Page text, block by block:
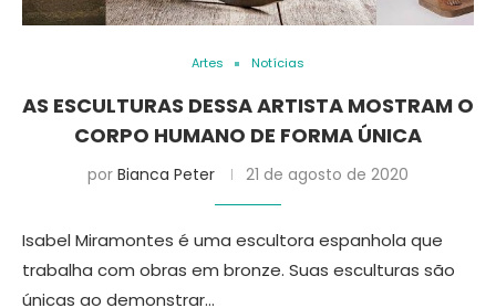
Artes Notícias
AS ESCULTURAS DESSA ARTISTA MOSTRAM O
CORPO HUMANO DE FORMA ÚNICA
por Bianca Peter 21 de agosto de 2020
Isabel Miramontes é uma escultora espanhola que
trabalha com obras em bronze. Suas esculturas são
únicas ao demonstrar…